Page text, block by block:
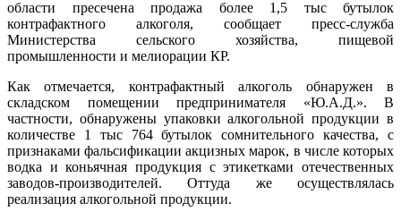
области пресечена продажа более 1,5 тыс бутылок
контрафактного алкоголя, сообщает пресс-служба
Министерства сельского хозяйства, пищевой
промышленности и мелиорации КР.
Как отмечается, контрафактный алкоголь обнаружен в
складском помещении предпринимателя «Ю.А.Д.». В
частности, обнаружены упаковки алкогольной продукции в
количестве 1 тыс 764 бутылок сомнительного качества, с
признаками фальсификации акцизных марок, в числе которых
водка и коньячная продукция с этикетками отечественных
заводов-производителей. Оттуда же осуществлялась
реализация алкогольной продукции.